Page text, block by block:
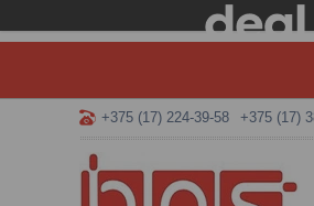
+375 (17) 224-39-58 +375 (17)